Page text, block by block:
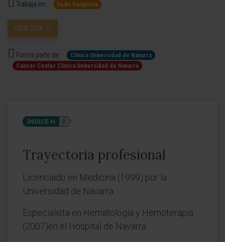
Trabaja en: Sede Pamplona
PIDA CITA
Forma parte de:
Clínica Universidad de Navarra
Cancer Center Clínica Universidad de Navarra
ÍNDICE H 2
Trayectoria profesional
Licenciado en Medicina (1999) por la
Universidad de Navarra.
Especialista en Hematología y Hemoterapia
(2007)en el Hospital de Navarra.